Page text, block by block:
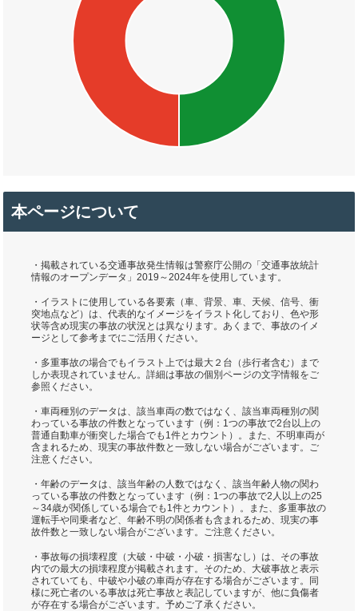
本ページについて
・掲載されている交通事故発生情報は警察庁公開の「交通事故統計
情報のオープンデータ」2019～2024年を使用しています。
・イラストに使用している各要素（車、背景、車、天候、信号、衝
突地点など）は、代表的なイメージをイラスト化しており、色や形
状等含め現実の事故の状況とは異なります。あくまで、事故のイメ
ージとして参考までにご活用ください。
・多重事故の場合でもイラスト上では最大２台（歩行者含む）まで
しか表現されていません。詳細は事故の個別ページの文字情報をご
参照ください。
・車両種別のデータは、該当車両の数ではなく、該当車両種別の関
わっている事故の件数となっています（例：1つの事故で2台以上の
普通自動車が衝突した場合でも1件とカウント）。また、不明車両が
含まれるため、現実の事故件数と一致しない場合がございます。ご
注意ください。
・年齢のデータは、該当年齢の人数ではなく、該当年齢人物の関わ
っている事故の件数となっています（例：1つの事故で2人以上の25
～34歳が関係している場合でも1件とカウント）。また、多重事故の
運転手や同乗者など、年齢不明の関係者も含まれるため、現実の事
故件数と一致しない場合がございます。ご注意ください。
・事故毎の損壊程度（大破・中破・小破・損害なし）は、その事故
内での最大の損壊程度が掲載されます。そのため、大破事故と表示
されていても、中破や小破の車両が存在する場合がございます。同
様に死亡者のいる事故は死亡事故と表記していますが、他に負傷者
が存在する場合がございます。予めご了承ください。